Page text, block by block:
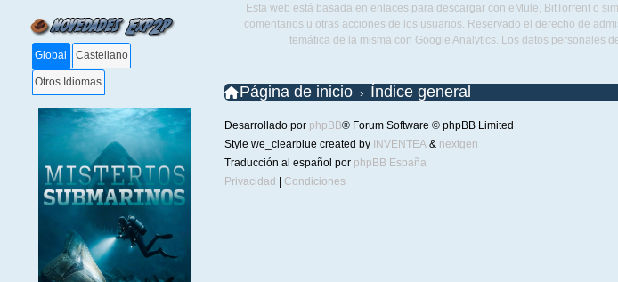
Global Castellano
Otros Idiomas
Esta web está basada en enlaces para descargar con eMule, BitTorrent o
comentarios u otras acciones de los usuarios. Reservado el derecho de
temática de la misma con Google Analytics. Los datos personales
Página de inicio Índice general
Desarrollado por phpBB® Forum Software © phpBB Limited
Style we_clearblue created by INVENTEA& nextgen
Traducción al español por phpBB España
Privacidad | Condiciones